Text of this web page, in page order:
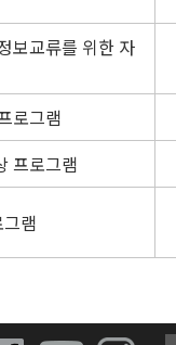
보교류를 위한 자
로그램
프로그램
램